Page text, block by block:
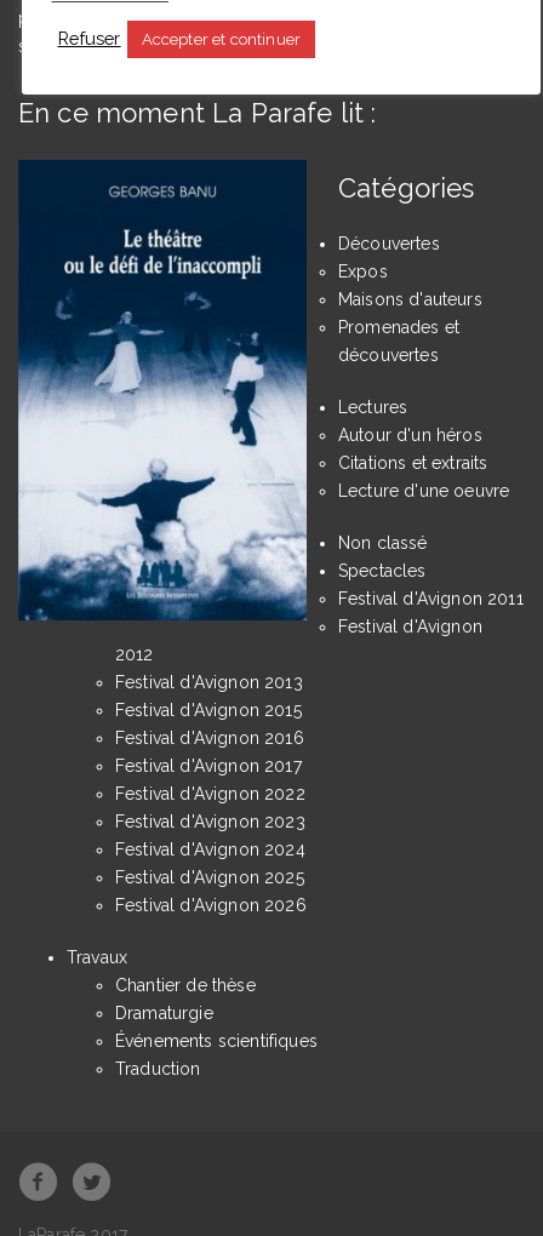
pour but de partager des expériences de lectrice et de
spectatrice.
En ce moment La Parafe lit :
Catégories
Découvertes
Expos
Maisons d'auteurs
Promenades et
découvertes
Lectures
Autour d'un héros
Citations et extraits
Lecture d'une oeuvre
Non classé
Spectacles
Festival d'Avignon 2011
Festival d'Avignon
2012
Festival d'Avignon 2013
Festival d'Avignon 2015
Festival d'Avignon 2016
Festival d'Avignon 2017
Festival d'Avignon 2022
Festival d'Avignon 2023
Festival d'Avignon 2024
Festival d'Avignon 2025
Festival d'Avignon 2026
Travaux
Chantier de thèse
Dramaturgie
Événements scientifiques
Traduction
Refuser Accepter et continuer